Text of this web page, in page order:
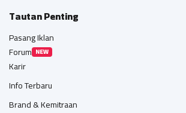
Tautan Penting
Pasang Iklan
Forum NEW
Karir
Info Terbaru
Brand & Kemitraan